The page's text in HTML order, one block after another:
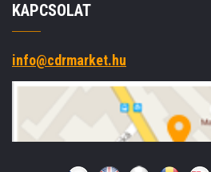
KAPCSOLAT
info@cdrmarket.hu